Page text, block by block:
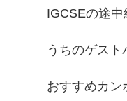
IGCSEの途中
うちのゲスト
おすすめカン